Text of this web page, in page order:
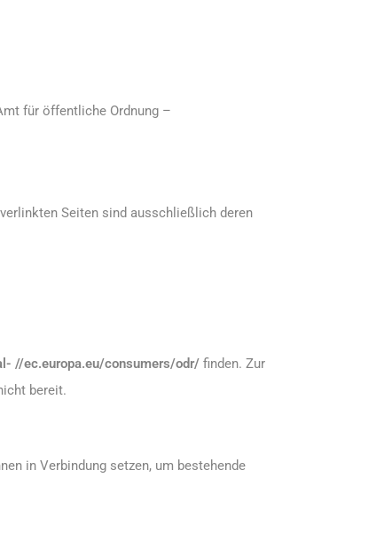
für öffentliche Ordnung –
Seiten sind ausschließlich deren
//ec.europa.eu/consumers/odr/ finden. Zur
bereit.
in Verbindung setzen, um bestehende